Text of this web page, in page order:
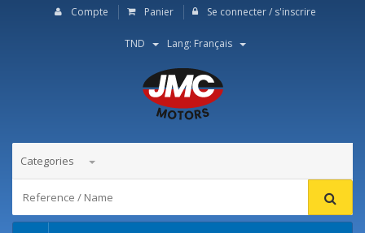
Compte Panier Se connecter / s'inscrire
TND Lang: Français
Categories